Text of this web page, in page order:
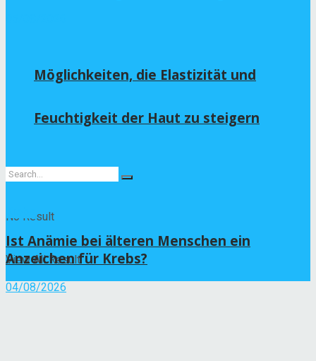
Möglichkeiten, die Elastizität und
Feuchtigkeit der Haut zu steigern
No Result
View All Result
Ist Anämie bei älteren Menschen ein
Anzeichen für Krebs?
04/08/2026